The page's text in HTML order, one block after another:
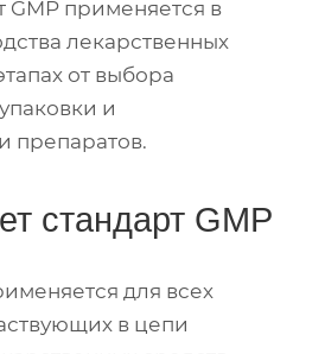
GMP применяется в
лекарственных
от выбора
и
препаратов.
стандарт GMP
для всех
в цепи